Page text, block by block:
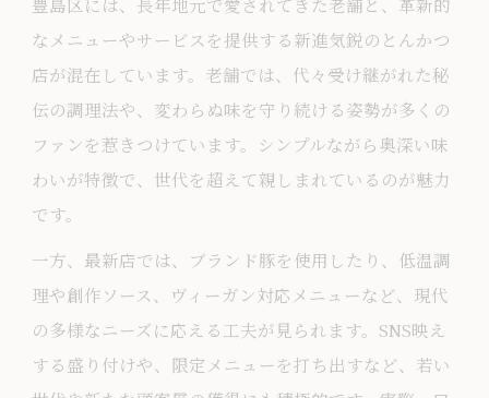
なメニューやサービスを提供する新進気鋭のとんかつ
店が混在しています。老舗では、代々受け継がれた秘
伝の調理法や、変わらぬ味を守り続ける姿勢が多くの
ファンを惹きつけています。シンプルながら奥深い味
わいが特徴で、世代を超えて親しまれているのが魅力
です。
一方、最新店では、ブランド豚を使用したり、低温調
理や創作ソース、ヴィーガン対応メニューなど、現代
の多様なニーズに応える工夫が見られます。SNS映え
する盛り付けや、限定メニューを打ち出すなど、若い